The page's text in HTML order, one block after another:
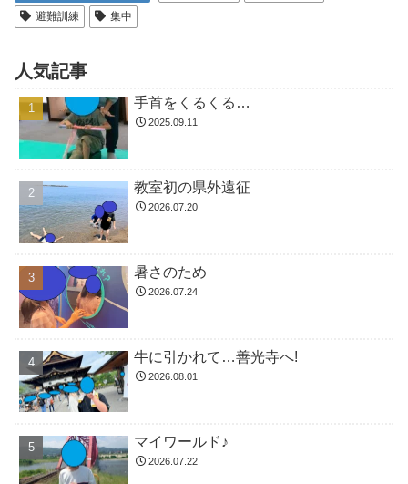
避難訓練
集中
人気記事
手首をくるくる…
2025.09.11
教室初の県外遠征
2026.07.20
暑さのため
2026.07.24
牛に引かれて…善光寺へ!
2026.08.01
マイワールド♪
2026.07.22